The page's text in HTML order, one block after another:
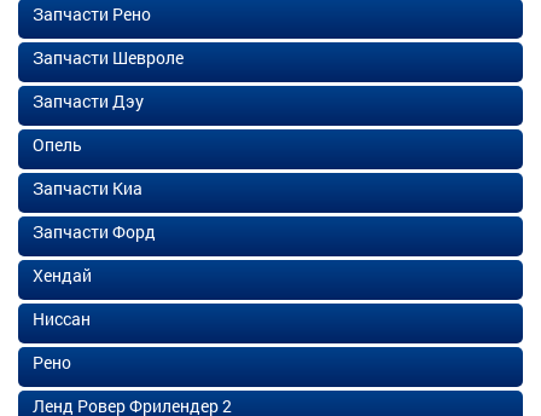
Запчасти Рено
Запчасти Шевроле
Запчасти Дэу
Опель
Запчасти Киа
Запчасти Форд
Хендай
Ниссан
Рено
Ленд Ровер Фрилендер 2